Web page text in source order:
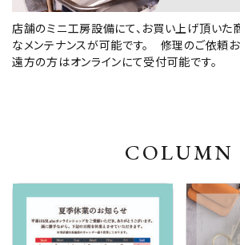
店舗のミニ工房設備にて、お買い上げ頂いた
なメンテナンスが可能です。 修理のご依頼お
遠方の方はオンラインにて受付可能です。
COLUMN